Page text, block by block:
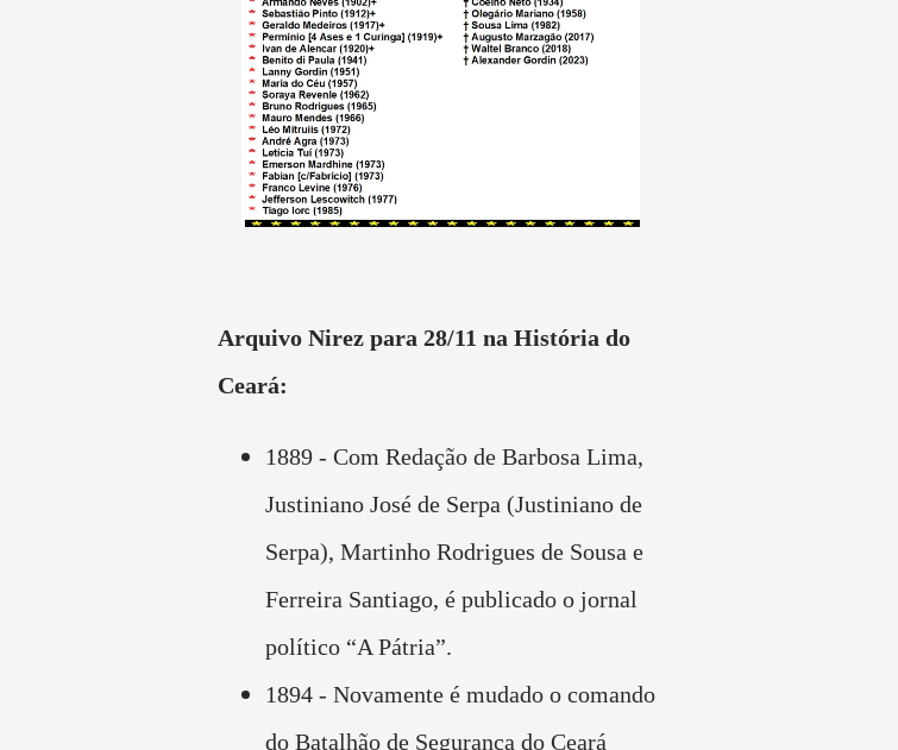
Arquivo Nirez para 28/11 na História do
Ceará:
1889 - Com Redação de Barbosa Lima,
Justiniano José de Serpa (Justiniano de
Serpa), Martinho Rodrigues de Sousa e
Ferreira Santiago, é publicado o jornal
político “A Pátria”.
1894 - Novamente é mudado o comando
do Batalhão de Segurança do Ceará